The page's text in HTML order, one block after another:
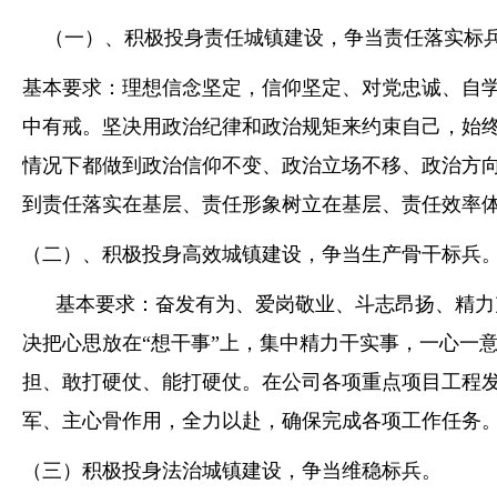
（一）、积极投身责任城镇建设，争当责任落实标
基本要求：理想信念坚定，信仰坚定、对党忠诚、自
中有戒。坚决用政治纪律和政治规矩来约束自己，始
情况下都做到政治信仰不变、政治立场不移、政治方
到责任落实在基层、责任形象树立在基层、责任效率
（二）、积极投身高效城镇建设，争当生产骨干标兵
基本要求：奋发有为、爱岗敬业、斗志昂扬、精力
决把心思放在“想干事”上，集中精力干实事，一心
担、敢打硬仗、能打硬仗。在公司各项重点项目工程
军、主心骨作用，全力以赴，确保完成各项工作任务
（三）积极投身法治城镇建设，争当维稳标兵。